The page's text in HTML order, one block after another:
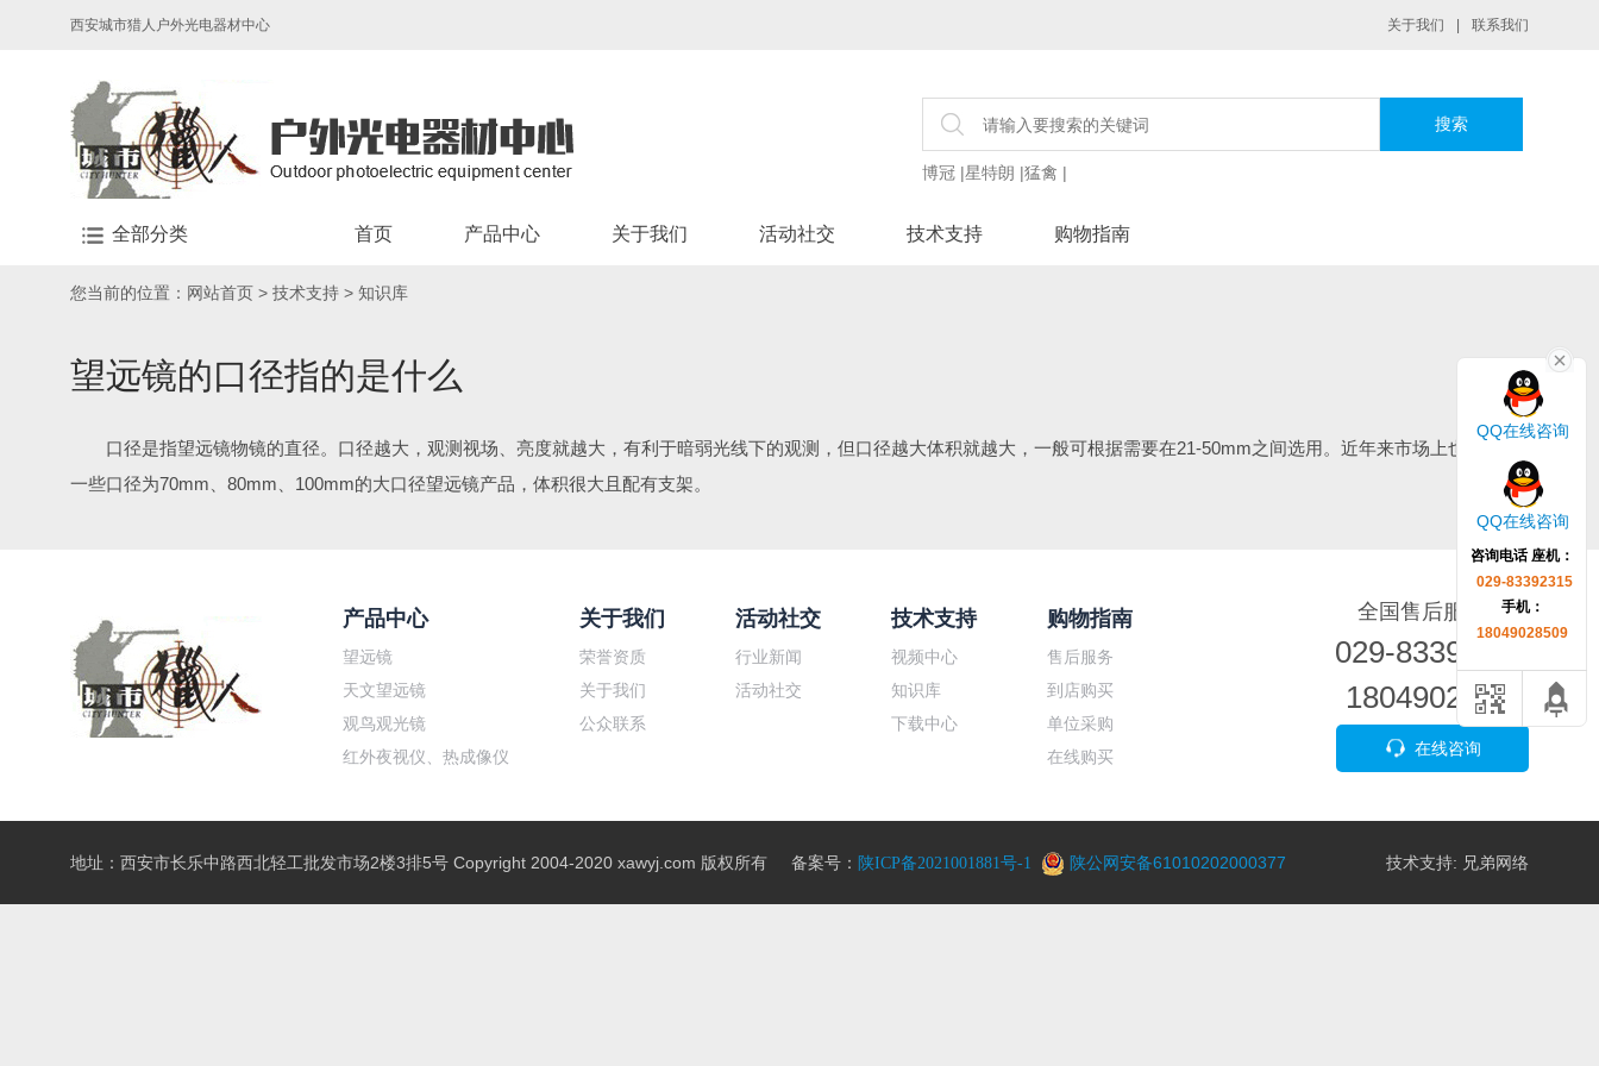
QQ在线咨询
QQ在线咨询
咨询电话 座机：
029-83392315
手机：
18049028509
西安城市猎人户外光电器材中心 关于我们 联系我们
博冠 |星特朗 |猛禽 |
全部分类 首页 产品中心 关于我们 活动社交 技术支持 购物指南
您当前的位置： 网站首页 > 技术支持 > 知识库
望远镜的口径指的是什么
口径是指望远镜物镜的直径。口径越大，观测视场、亮度就越大，有利于暗弱光线下的观测，但口径越大体积就越大，一般可根据需要在21-50mm之间选用。近年来市场上也出现了
一些口径为70mm、80mm、100mm的大口径望远镜产品，体积很大且配有支架。
产品中心
望远镜
天文望远镜
观鸟观光镜
红外夜视仪、热成像仪
关于我们
荣誉资质
关于我们
公众联系
活动社交
行业新闻
活动社交
技术支持
视频中心
知识库
下载中心
购物指南
售后服务
到店购买
单位采购
在线购买
全国售后服务电话
029-83392315
18049028509
在线咨询
地址：西安市长乐中路西北轻工批发市场2楼3排5号 Copyright 2004-2020 xawyj.com 版权所有 备案号： 陕ICP备2021001881号-1 陕公网安备61010202000377 技术支持: 兄弟网络